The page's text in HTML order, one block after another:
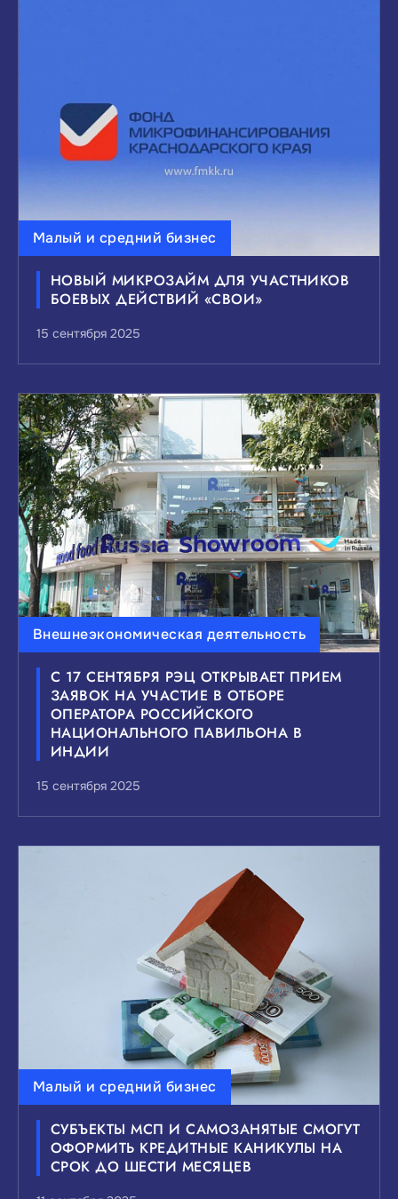
Малый и средний бизнес
НОВЫЙ МИКРОЗАЙМ ДЛЯ УЧАСТНИКОВ
БОЕВЫХ ДЕЙСТВИЙ «СВОИ»
15 сентября 2025
Внешнеэкономическая деятельность
С 17 СЕНТЯБРЯ РЭЦ ОТКРЫВАЕТ ПРИЕМ
ЗАЯВОК НА УЧАСТИЕ В ОТБОРЕ
ОПЕРАТОРА РОССИЙСКОГО
НАЦИОНАЛЬНОГО ПАВИЛЬОНА В
ИНДИИ
15 сентября 2025
Малый и средний бизнес
СУБЪЕКТЫ МСП И САМОЗАНЯТЫЕ СМОГУТ
ОФОРМИТЬ КРЕДИТНЫЕ КАНИКУЛЫ НА
СРОК ДО ШЕСТИ МЕСЯЦЕВ